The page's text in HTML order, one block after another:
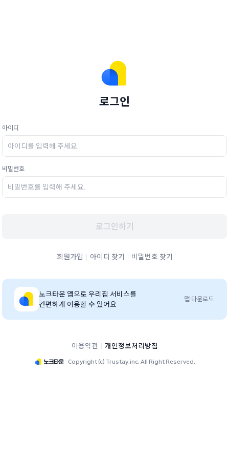
로그인
아이디
비밀번호
로그인하기
회원가입 아이디 찾기 비밀번호 찾기
노크타운 앱으로 우리집 서비스를
간편하게 이용할 수 있어요
앱 다운로드
이용약관 개인정보처리방침
Copyright (c) Trustay.inc. All Right Reserved.